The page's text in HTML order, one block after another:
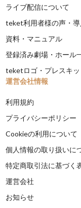
ライブ配信について
teket利用者様の声・導
資料・マニュアル
登録済み劇場・ホール
teketロゴ・プレスキッ
運営会社情報
利用規約
プライバシーポリシー
Cookieの利用について
個人情報の取り扱いに
特定商取引法に基づく
運営会社
お知らせ